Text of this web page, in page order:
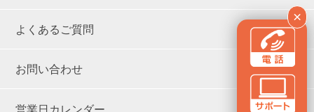
×
よくあるご質問
お問い合わせ
営業日カレンダー